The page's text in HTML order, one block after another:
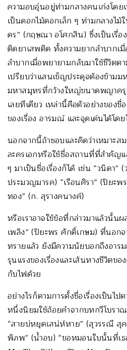
ความอบอุ่นอยู่ท่ามกลางคนเก่งโด
เป็นดอกไม้ดอกเล็ก ๆ ท่ามกลางไ
ดร” (กฤษณา อโศกสิน) ซึ่งเป็นเรื่อ
ติดยาเสพติด ทั้งความยากลำบากเ
ลำบากเมื่อพยายามกลับมาใช้ชีวิต
เปรียบว่าแสนเข็ญประดุจต้องข้าม
มหาสมุทรที่กว้างใหญ่ขนาดพญาค
เลยทีเดียว เหล่านี้คือตัวอย่างของชื่
ของเรื่อง อารมณ์ และจุดเด่นได้โด
นอกจากนี้ถ้าชอบและคิดว่าเหมาะส
ละครเอกหรือใช้ชื่อสถานที่ที่สำคัญ
ๆ มาเป็นชื่อเรื่องก็ได้ เช่น “วนิดา
ประมวญมารค) “เรือนศิรา” (ปิยะ
ทอง” (ก. สุรางคนางค์)
หรือเราอาจใช้ข้อที่กล่าวมาแล้วนั้น
เพลิง” (ปิยะพร ศักดิ์เกษม) ที่นอกจ
ทรายแล้ว ยังมีความนัยบอกถึงอาร
รุนแรงของเรื่องและเส้นทางชีวิตขอ
กับไฟด้วย
อย่างไรก็ตามการตั้งชื่อเรื่องเป็นไ
หนึ่งนิยมใช้ถ้อยคำจากบทกวีโบรา
“สายบ่หยุดเสน่ห์หาย” (สุวรรณี สุ
พิภพ” (น้ำอบ) “ขอหมอนใบนั้นที่เ